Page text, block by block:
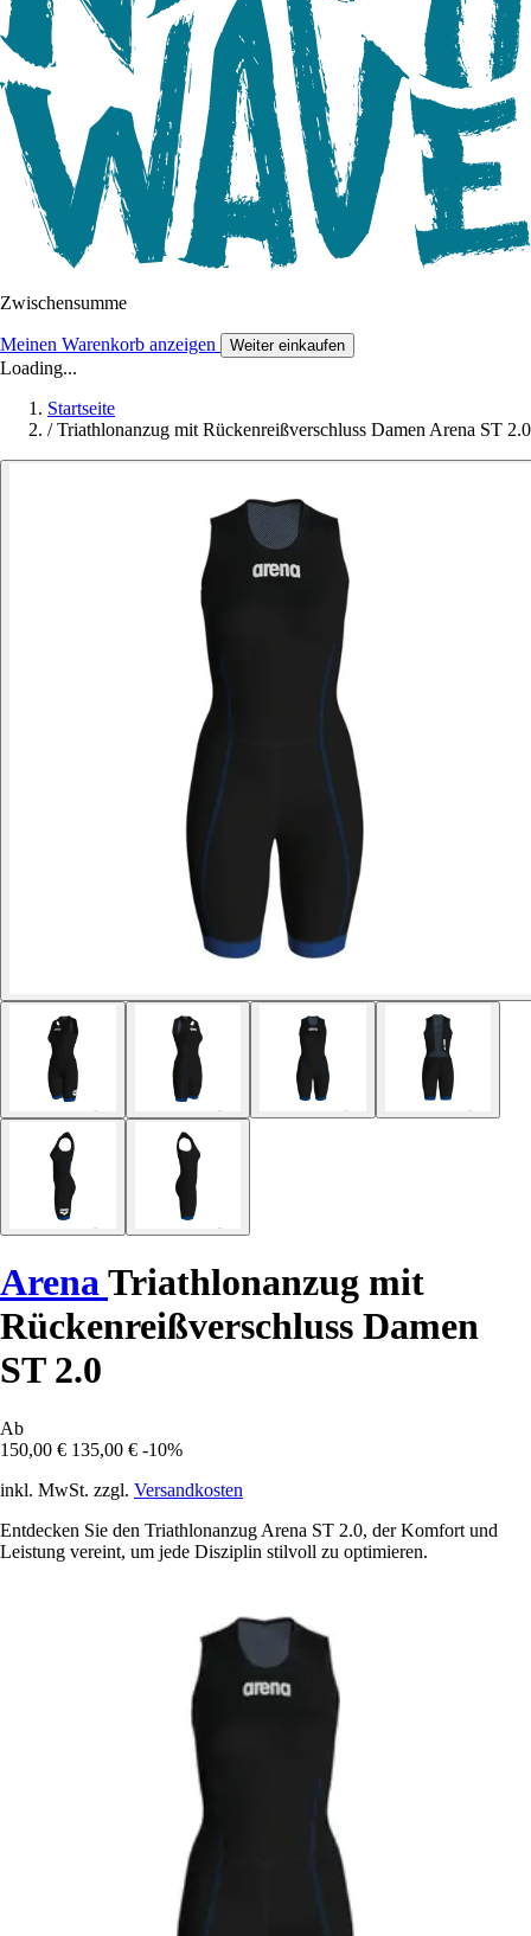
Zwischensumme
Meinen Warenkorb anzeigen Weiter einkaufen
Loading...
Startseite
/ Triathlonanzug mit Rückenreißverschluss Damen Arena ST 2.0
Arena Triathlonanzug mit
Rückenreißverschluss Damen
ST 2.0
Ab
150,00 € 135,00 € -10%
inkl. MwSt. zzgl. Versandkosten
Entdecken Sie den Triathlonanzug Arena ST 2.0, der Komfort und
Leistung vereint, um jede Disziplin stilvoll zu optimieren.